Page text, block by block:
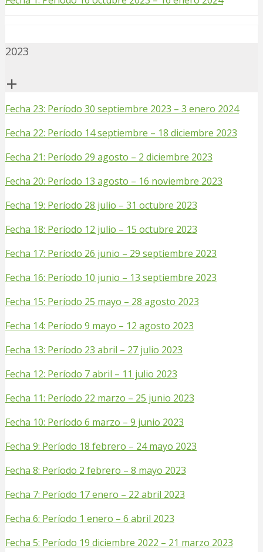
2023
Fecha 23: Período 30 septiembre 2023 – 3 enero 2024
Fecha 22: Período 14 septiembre – 18 diciembre 2023
Fecha 21: Período 29 agosto – 2 diciembre 2023
Fecha 20: Período 13 agosto – 16 noviembre 2023
Fecha 19: Período 28 julio – 31 octubre 2023
Fecha 18: Período 12 julio – 15 octubre 2023
Fecha 17: Período 26 junio – 29 septiembre 2023
Fecha 16: Período 10 junio – 13 septiembre 2023
Fecha 15: Período 25 mayo – 28 agosto 2023
Fecha 14: Período 9 mayo – 12 agosto 2023
Fecha 13: Período 23 abril – 27 julio 2023
Fecha 12: Período 7 abril – 11 julio 2023
Fecha 11: Período 22 marzo – 25 junio 2023
Fecha 10: Período 6 marzo – 9 junio 2023
Fecha 9: Período 18 febrero – 24 mayo 2023
Fecha 8: Período 2 febrero – 8 mayo 2023
Fecha 7: Período 17 enero – 22 abril 2023
Fecha 6: Período 1 enero – 6 abril 2023
Fecha 5: Período 19 diciembre 2022 – 21 marzo 2023